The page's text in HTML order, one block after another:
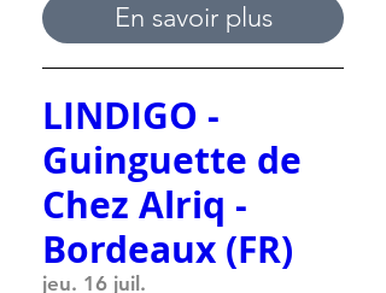
En savoir plus
LINDIGO -
Guinguette de
Chez Alriq -
Bordeaux (FR)
jeu. 16 juil.